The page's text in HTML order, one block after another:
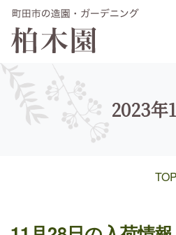
メインナビゲーショ
2023年
TOP